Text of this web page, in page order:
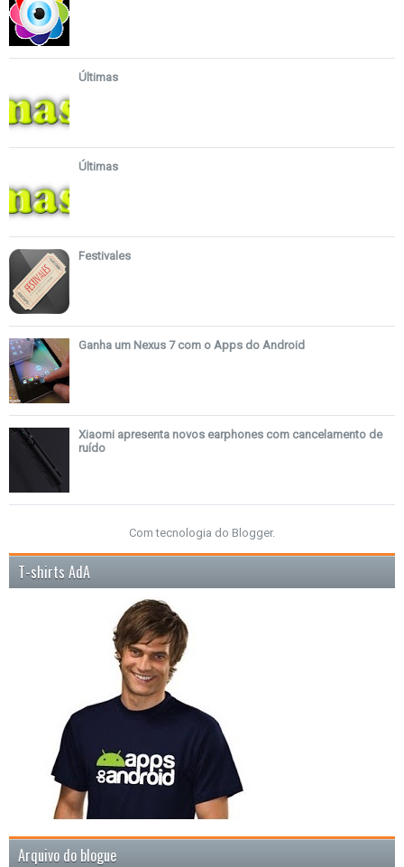
Últimas
Últimas
Festivales
Ganha um Nexus 7 com o Apps do Android
Xiaomi apresenta novos earphones com cancelamento de
ruído
Com tecnologia do Blogger.
T-shirts AdA
Arquivo do blogue